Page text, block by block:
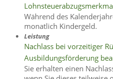
Während des
monatlich Kindergeld.
Leistung
Nachlass bei vorzeitiger
Ausbildungsförderung
Sie erhalten einen